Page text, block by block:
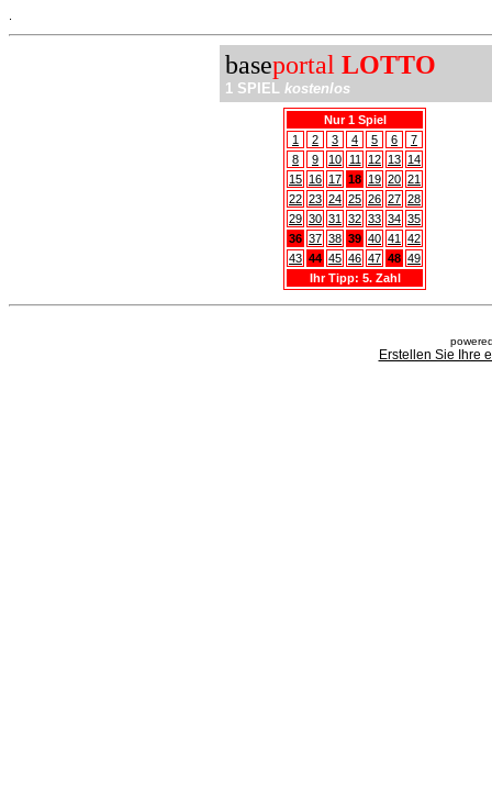
baseportal LOTTO
1 SPIEL kostenlos
Nur 1 Spiel
1
2 3 4 5 6
7
8
9 10 11 12 13 14
15 16 17 18 19 20 21
22 23 24 25 26 27 28
29 30 31 32 33 34 35
36 37 38 39 40 41
42
43 44 45 46 47 48 49
Ihr Tipp: 5. Zahl
Erstellen Sie Ihre